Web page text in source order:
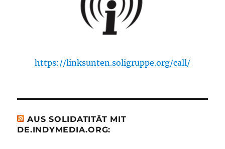
https://linksunten.soligruppe.org/call/
AUS SOLIDATITÄT MIT
DE.INDYMEDIA.ORG: